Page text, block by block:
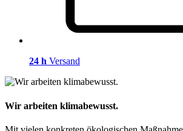
24 h Versand
Wir arbeiten klimabewusst.